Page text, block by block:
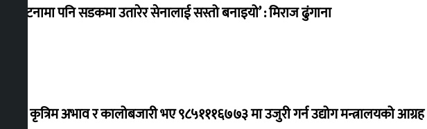
‘सानो घटनामा पनि सडकमा उतारेर सेनालाई सस्तो बनाइयो’ : मिराज ढुंगाना
ग्यासको कृत्रिम अभाव र कालोबजारी भए ९८५१११६७७३ मा उजुरी गर्न उद्योग मन्त्रालयको आग्रह